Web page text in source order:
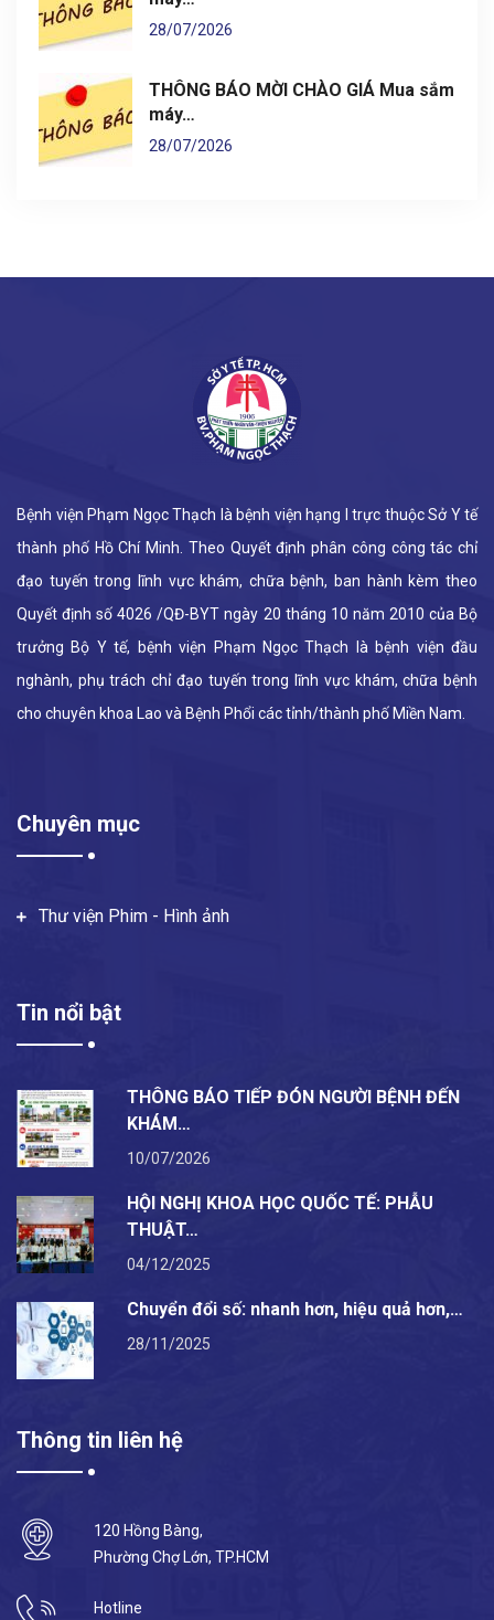
28/07/2026
THÔNG BÁO MỜI CHÀO GIÁ Mua sắm
máy…
28/07/2026
Bệnh viện Phạm Ngọc Thạch là bệnh viện hạng I trực thuộc Sở Y tế
thành phố Hồ Chí Minh. Theo Quyết định phân công công tác chỉ
đạo tuyến trong lĩnh vực khám, chữa bệnh, ban hành kèm theo
Quyết định số 4026 /QĐ-BYT ngày 20 tháng 10 năm 2010 của Bộ
trưởng Bộ Y tế, bệnh viện Phạm Ngọc Thạch là bệnh viện đầu
nghành, phụ trách chỉ đạo tuyến trong lĩnh vực khám, chữa bệnh
cho chuyên khoa Lao và Bệnh Phổi các tỉnh/thành phố Miền Nam.
Chuyên mục
Thư viện Phim - Hình ảnh
Tin nổi bật
THÔNG BÁO TIẾP ĐÓN NGƯỜI BỆNH ĐẾN
KHÁM…
10/07/2026
HỘI NGHỊ KHOA HỌC QUỐC TẾ: PHẪU
THUẬT…
04/12/2025
Chuyển đổi số: nhanh hơn, hiệu quả hơn,…
28/11/2025
Thông tin liên hệ
120 Hồng Bàng,
Phường Chợ Lớn, TP.HCM
Hotline